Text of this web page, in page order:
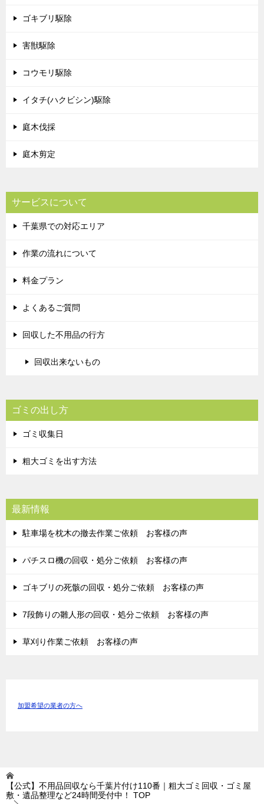
ゴキブリ駆除
害獣駆除
コウモリ駆除
イタチ(ハクビシン)駆除
庭木伐採
庭木剪定
サービスについて
千葉県での対応エリア
作業の流れについて
料金プラン
よくあるご質問
回収した不用品の行方
回収出来ないもの
ゴミの出し方
ゴミ収集日
粗大ゴミを出す方法
最新情報
駐車場を枕木の撤去作業ご依頼 お客様の声
パチスロ機の回収・処分ご依頼 お客様の声
ゴキブリの死骸の回収・処分ご依頼 お客様の声
7段飾りの雛人形の回収・処分ご依頼 お客様の声
草刈り作業ご依頼 お客様の声
加盟希望の業者の方へ
【公式】不用品回収なら千葉片付け110番｜粗大ゴミ回収・ゴミ屋
敷・遺品整理など24時間受付中！
TOP